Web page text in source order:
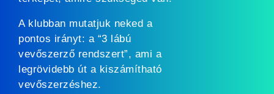
A klubban mutatjuk neked a
pontos irányt: a “3 lábú
vevőszerző rendszert”, ami a
legrövidebb út a kiszámítható
vevőszerzéshez.